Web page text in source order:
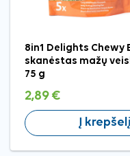
8in1 Delights Chewy
skanėstas mažų
75 g
2,89 €
Į krepšelį